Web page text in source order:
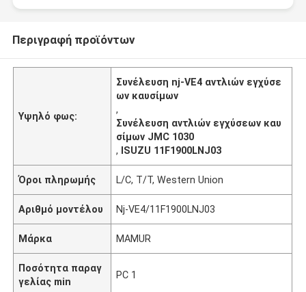
Περιγραφή προϊόντων
Υψηλό φως:
Συνέλευση nj-VE4 αντλιών εγχύσε
ων καυσίμων
,
Συνέλευση αντλιών εγχύσεων καυ
σίμων JMC 1030
, ISUZU 11F1900LNJ03
Όροι πληρωμής L/C, T/T, Western Union
Αριθμό μοντέλου Nj-VE4/11F1900LNJ03
Μάρκα MAMUR
Ποσότητα παραγ
γελίας min
PC 1